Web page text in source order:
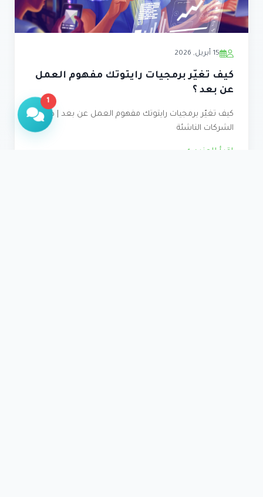
15 أبريل, 2026
كيف تغيّر برمجيات رايتوتك مفهوم العمل
عن بعد ؟
كيف تغيّر برمجيات رايتوتك مفهوم العمل عن بعد | دليل
الشركات الناشئة
اقرأ المزيد
مساعد العملاء
1